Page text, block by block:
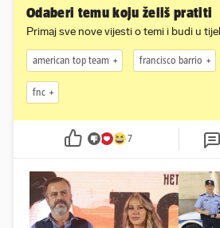
Odaberi temu koju želiš pratiti
Primaj sve nove vijesti o temi i budi u
american top team francisco barrio
fnc
7